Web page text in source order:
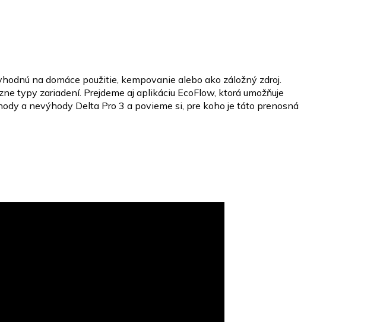
na domáce použitie, kempovanie alebo ako záložný zdroj.
typy zariadení. Prejdeme aj aplikáciu EcoFlow, ktorá umožňuje
a nevýhody Delta Pro 3 a povieme si, pre koho je táto prenosná